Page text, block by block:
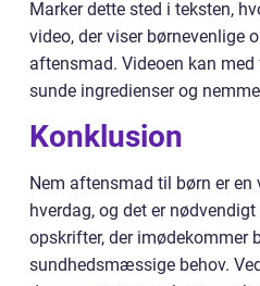
Marker dette sted i teksten,
video, der viser børnevenlige
aftensmad. Videoen kan
sunde ingredienser og
Konklusion
Nem aftensmad til børn er
hverdag, og det er
opskrifter, der imødekommer
sundhedsmæssige behov.